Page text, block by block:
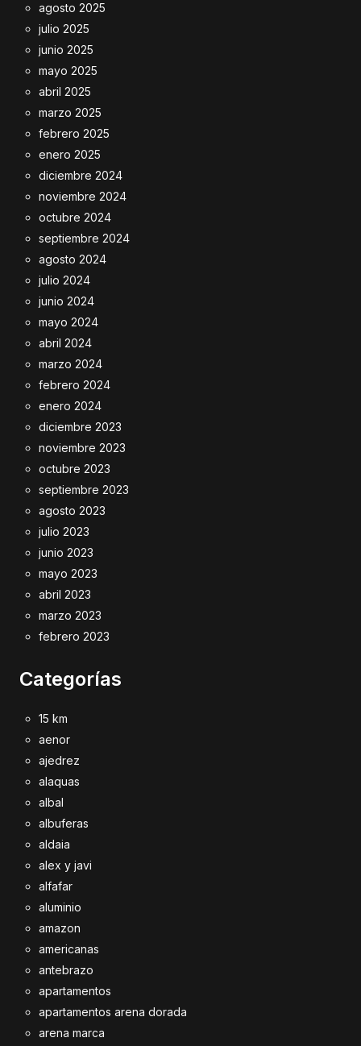
agosto 2025
julio 2025
junio 2025
mayo 2025
abril 2025
marzo 2025
febrero 2025
enero 2025
diciembre 2024
noviembre 2024
octubre 2024
septiembre 2024
agosto 2024
julio 2024
junio 2024
mayo 2024
abril 2024
marzo 2024
febrero 2024
enero 2024
diciembre 2023
noviembre 2023
octubre 2023
septiembre 2023
agosto 2023
julio 2023
junio 2023
mayo 2023
abril 2023
marzo 2023
febrero 2023
Categorías
15 km
aenor
ajedrez
alaquas
albal
albuferas
aldaia
alex y javi
alfafar
aluminio
amazon
americanas
antebrazo
apartamentos
apartamentos arena dorada
arena marca